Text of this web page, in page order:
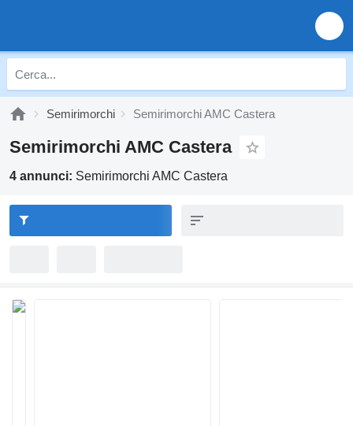
Semirimorchi Semirimorchi AMC Castera
Semirimorchi AMC Castera
4 annunci: Semirimorchi AMC Castera